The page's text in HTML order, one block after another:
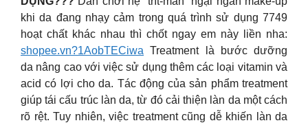
khi da đang nhạy cảm trong quá trình sử dụng 7749
hoạt chất khác nhau thì chốt ngay em này liền nha:
shopee.vn?1AobTECiwa Treatment là bước dưỡng
da nâng cao với việc sử dụng thêm các loại vitamin và
acid có lợi cho da. Tác động của sản phẩm treatment
giúp tái cấu trúc làn da, từ đó cải thiện làn da một cách
rõ rệt. Tuy nhiên, việc treatment cũng dễ khiến làn da